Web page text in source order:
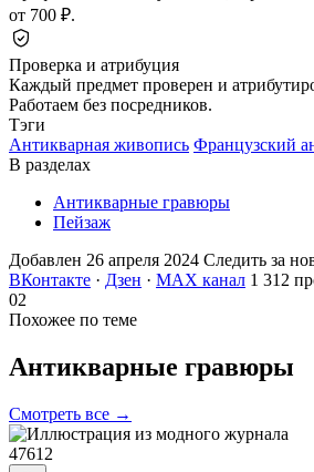
от 700 ₽.
Проверка и атрибуция
Каждый предмет проверен и
Работаем без посредников.
Тэги
Антикварная живопись Французский
В разделах
Антикварные гравюры
Пейзаж
Добавлен 26 апреля 2024 Следить за
ВКонтакте · Дзен · MAX канал 1 312
02
Похожее по теме
Антикварные гравюры
Смотреть все →
47612